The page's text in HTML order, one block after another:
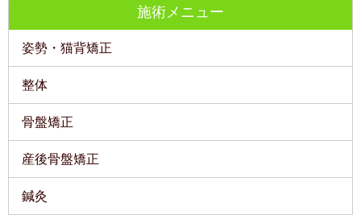
施術メニュー
姿勢・猫背矯正
整体
骨盤矯正
産後骨盤矯正
鍼灸